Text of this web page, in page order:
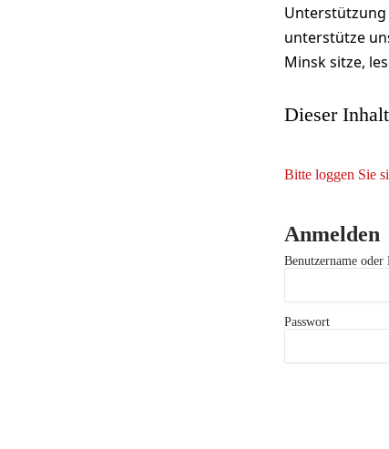
Unterstützung
unterstütze
Minsk sitze,
Dieser Inhalt
Bitte loggen Sie
Anmelden
Benutzername
Passwort